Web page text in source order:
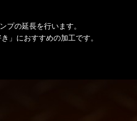
プの延長を行います。
」におすすめの加工です。